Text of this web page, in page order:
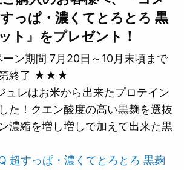
っぱ・濃くてとろとろ 黒
ト』をプレゼント！
ン期間 7月20日～10月末頃まで
第終了 ★★★
ュレはお米から出来たプロテイン
た！クエン酸度の高い黒麹を選抜
濃縮を増し増しで加えて出来た黒
超すっぱ・濃くてとろとろ 黒麹